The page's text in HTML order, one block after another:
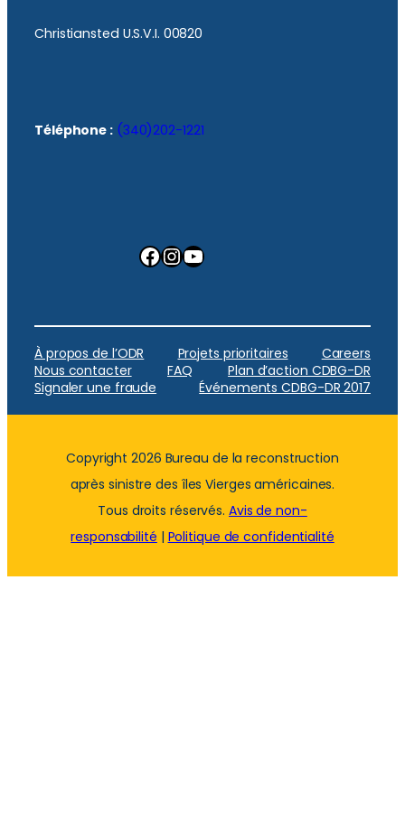
Christiansted U.S.V.I. 00820
Téléphone : (340)202-1221
Facebook InstagramYouTube
À propos de l’ODR Projets prioritaires
Careers
Nous contacter
FAQ
Plan d’action CDBG-DR
Signaler une fraude
Événements CDBG-DR 2017
Copyright 2026 Bureau de la reconstruction
après sinistre des îles Vierges américaines.
Tous droits réservés. Avis de non-
responsabilité | Politique de confidentialité